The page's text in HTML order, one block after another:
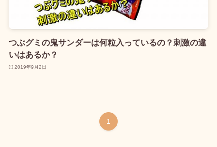
つぶグミの鬼サンダーは何粒入っているの？刺激の違
いはあるか？
2019年9月2日
1